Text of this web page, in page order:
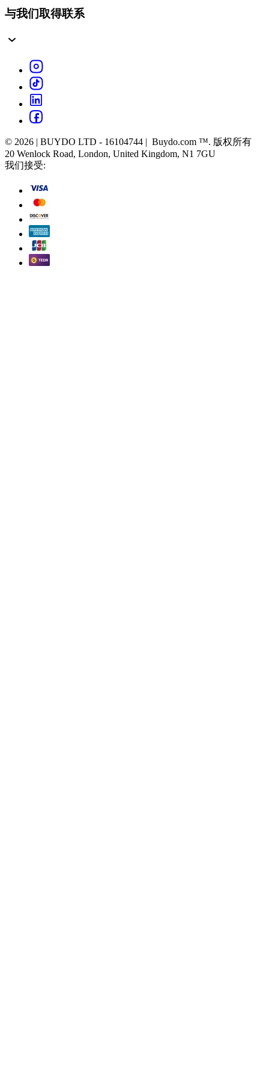
与我们取得联系
© 2026 | BUYDO LTD - 16104744 | Buydo.com ™. 版权所有
20 Wenlock Road, London, United Kingdom, N1 7GU
我们接受: